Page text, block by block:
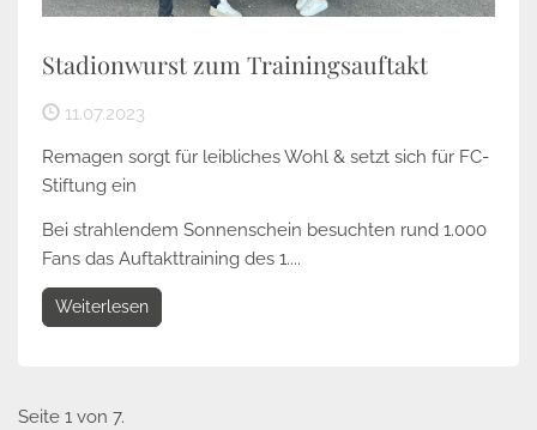
Stadionwurst zum Trainingsauftakt
11.07.2023
Remagen sorgt für leibliches Wohl & setzt sich für FC-
Stiftung ein
Bei strahlendem Sonnenschein besuchten rund 1.000
Fans das Auftakttraining des 1....
Weiterlesen
Seite 1 von 7.